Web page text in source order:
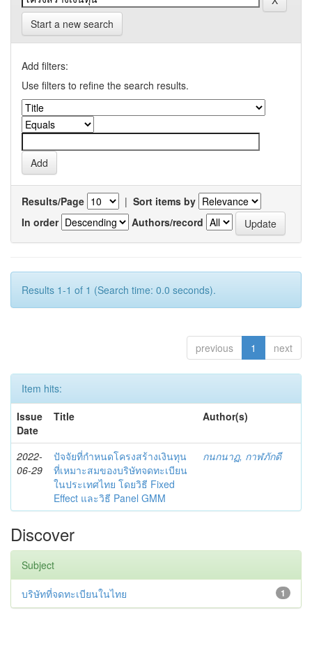
Start a new search
Add filters:
Use filters to refine the search results.
Results/Page | Sort items by
In order
Authors/record
Results 1-1 of 1 (Search time: 0.0 seconds).
previous 1 next
Item hits:
Issue
Date
Title Author(s)
2022-
06-29
ปัจจัยที่กำหนดโครงสร้างเงินทุน
ที่เหมาะสมของบริษัทจดทะเบียน
ในประเทศไทย โดยวิธี Fixed
Effect และวิธี Panel GMM
กนกนาฏ, กาฬภักดี
Discover
Subject
1
บริษัทที่จดทะเบียนในไทย